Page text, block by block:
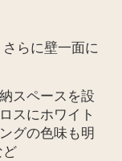
らに壁一面に
スペースを設
スにホワイト
グの色味も明
ど